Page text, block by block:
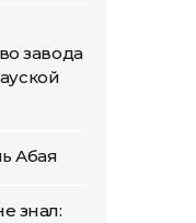
завода
Абая
знал: